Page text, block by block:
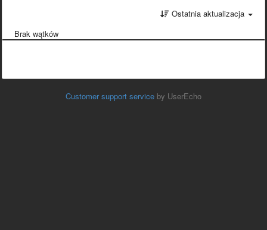
Ostatnia aktualizacja
Brak wątków
Customer support service by UserEcho